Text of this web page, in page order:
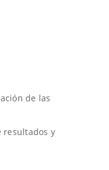
de las
resultados y